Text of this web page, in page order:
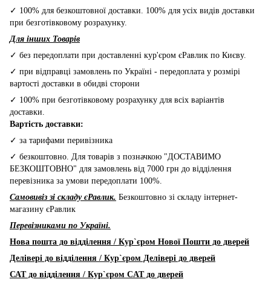
✓ 100% для безкоштовної доставки. 100% для усіх видів доставки
при безготівковому розрахунку.
Для інших Товарів
✓ без передоплати при доставленні кур'єром єРавлик по Києву.
✓ при відправці замовлень по Україні - передоплата у розмірі
вартості доставки в обидві сторони
✓ 100% при безготівковому розрахунку для всіх варіантів
доставки.
Вартість доставки:
✓ за тарифами перивізника
✓ безкоштовно. Для товарів з позначкою "ДОСТАВИМО
БЕЗКОШТОВНО" для замовлень від 7000 грн до відділення
перевізника за умови передоплати 100%.
Самовивіз зі складу єРавлик. Безкоштовно зі складу інтернет-
магазину єРавлик
Перевізниками по Україні.
Нова пошта до відділення / Кур`єром Нової Пошти до дверей
Делівері до відділення / Кур`єром Делівері до дверей
САТ до відділення / Кур`єром CAT до дверей